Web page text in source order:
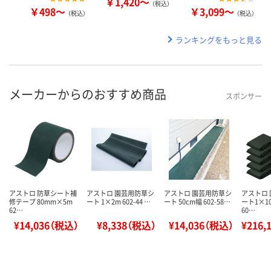
￥498～ （税込）
（税込）
￥3,099～ （税込）
ランキングをもっと見る
メーカーからのおすすめ商品 スポンサー
アストロ 防草シート補
修テープ 80mm×5m
62…
¥14,036（税込）
アストロ 園芸用防草シ
ート 1×2m 602-44 …
¥8,338（税込）
アストロ 園芸用防草シ
ート 50cm幅 602-58…
¥14,036（税込）
アストロ
ート
60…